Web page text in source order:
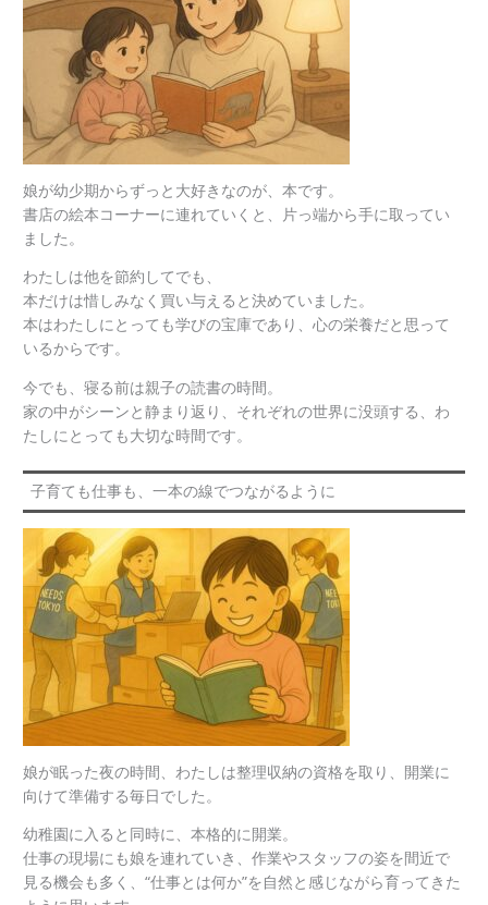
娘が幼少期からずっと大好きなのが、本です。
書店の絵本コーナーに連れていくと、片っ端から手に取ってい
ました。
わたしは他を節約してでも、
本だけは惜しみなく買い与えると決めていました。
本はわたしにとっても学びの宝庫であり、心の栄養だと思って
いるからです。
今でも、寝る前は親子の読書の時間。
家の中がシーンと静まり返り、それぞれの世界に没頭する、わ
たしにとっても大切な時間です。
子育ても仕事も、一本の線でつながるように
娘が眠った夜の時間、わたしは整理収納の資格を取り、開業に
向けて準備する毎日でした。
幼稚園に入ると同時に、本格的に開業。
仕事の現場にも娘を連れていき、作業やスタッフの姿を間近で
見る機会も多く、“仕事とは何か”を自然と感じながら育ってきた